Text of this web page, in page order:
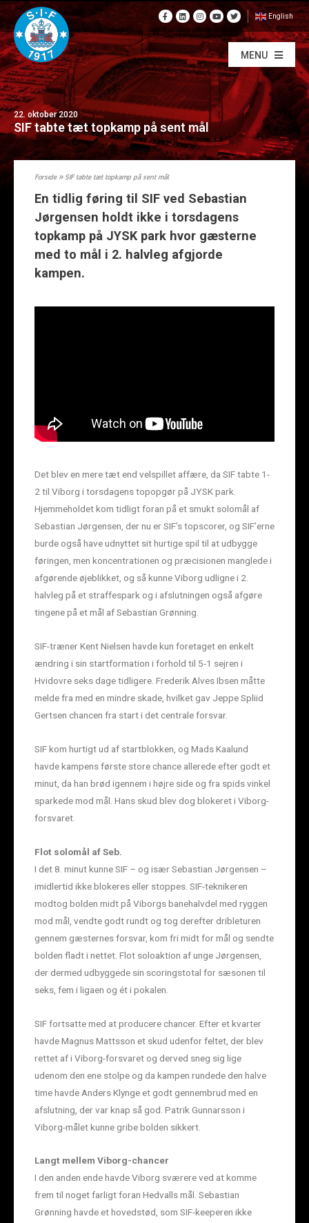
English
MENU
22. oktober 2020
SIF tabte tæt topkamp på sent mål
Forside»SIF tabte tæt topkamp på sent mål
En tidlig føring til SIF ved Sebastian
Jørgensen holdt ikke i torsdagens
topkamp på JYSK park hvor gæsterne
med to mål i 2. halvleg afgjorde
kampen.
Det blev en mere tæt end velspillet affære, da SIF tabte 1-
2 til Viborg i torsdagens topopgør på JYSK park.
Hjemmeholdet kom tidligt foran på et smukt solomål af
Sebastian Jørgensen, der nu er SIF’s topscorer, og SIF’erne
burde også have udnyttet sit hurtige spil til at udbygge
føringen, men koncentrationen og præcisionen manglede i
afgørende øjeblikket, og så kunne Viborg udligne i 2.
halvleg på et straffespark og i afslutningen også afgøre
tingene på et mål af Sebastian Grønning.
SIF-træner Kent Nielsen havde kun foretaget en enkelt
ændring i sin startformation i forhold til 5-1 sejren i
Hvidovre seks dage tidligere. Frederik Alves Ibsen måtte
melde fra med en mindre skade, hvilket gav Jeppe Spliid
Gertsen chancen fra start i det centrale forsvar.
SIF kom hurtigt ud af startblokken, og Mads Kaalund
havde kampens første store chance allerede efter godt et
minut, da han brød igennem i højre side og fra spids vinkel
sparkede mod mål. Hans skud blev dog blokeret i Viborg-
forsvaret.
Flot solomål af Seb.
I det 8. minut kunne SIF – og især Sebastian Jørgensen –
imidlertid ikke blokeres eller stoppes. SIF-teknikeren
modtog bolden midt på Viborgs banehalvdel med ryggen
mod mål, vendte godt rundt og tog derefter dribleturen
gennem gæsternes forsvar, kom fri midt for mål og sendte
bolden fladt i nettet. Flot soloaktion af unge Jørgensen,
der dermed udbyggede sin scoringstotal for sæsonen til
seks, fem i ligaen og ét i pokalen.
SIF fortsatte med at producere chancer. Efter et kvarter
havde Magnus Mattsson et skud udenfor feltet, der blev
rettet af i Viborg-forsvaret og derved sneg sig lige
udenom den ene stolpe og da kampen rundede den halve
time havde Anders Klynge et godt gennembrud med en
afslutning, der var knap så god. Patrik Gunnarsson i
Viborg-målet kunne gribe bolden sikkert.
Langt mellem Viborg-chancer
I den anden ende havde Viborg sværere ved at komme
frem til noget farligt foran Hedvalls mål. Sebastian
Grønning havde et hovedstød, som SIF-keeperen ikke